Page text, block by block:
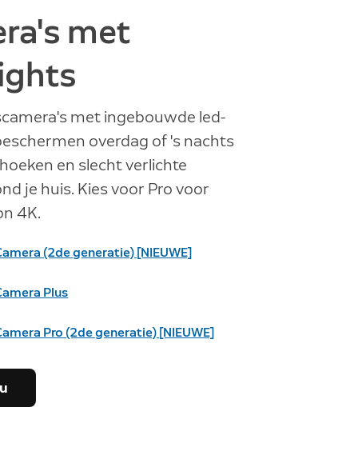
met
met ingebouwde led-
overdag of 's nachts
en slecht verlichte
je huis. Kies voor Pro voor
4K.
(2de generatie) [NIEUWE]
Plus
Pro (2de generatie) [NIEUWE]